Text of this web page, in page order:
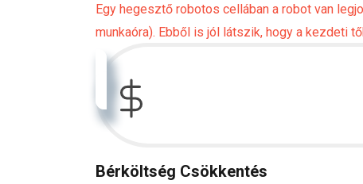
Egy hegesztő robotos cellában a robot van
munkaóra). Ebből is jól látszik, hogy a kezdeti
Bérköltség Csökkentés